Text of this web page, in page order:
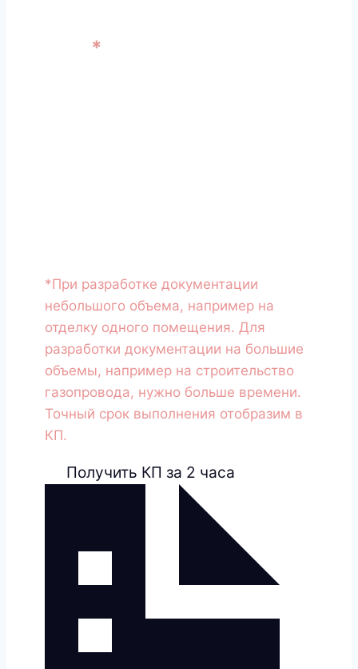
*
*При разработке документации
небольшого объема, например на
отделку одного помещения. Для
разработки документации на большие
объемы, например на строительство
газопровода, нужно больше времени.
Точный срок выполнения отобразим в
КП.
Получить КП за 2 часа